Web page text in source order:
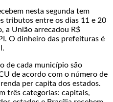
nesta segunda tem
tributos entre os dias 11 e 20
a União arrecadou R$
O dinheiro das prefeituras é
de cada município são
de acordo com o número de
per capita dos estados.
três categorias: capitais,